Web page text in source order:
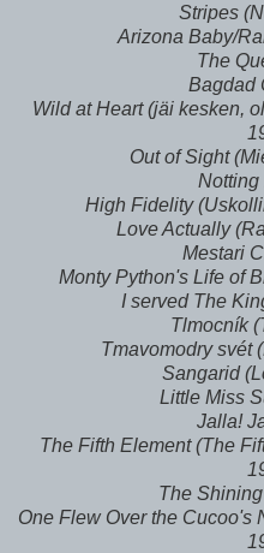
Stripes
Arizona Baby/
The
Bagdad
Wild at Heart (jäi kesken,
Out of Sight
Notting
High Fidelity
Love Actually
Mestari
Monty Python's Life of
I served The
Tlmocník
Tmavomodry svét
Sangarid
Little Miss
Jalla!
The Fifth Element (The
The
One Flew Over the Cucoo's